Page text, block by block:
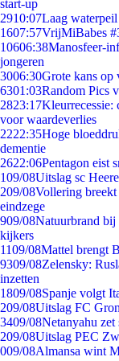
start-up
2910:07Laag
1607:57VrijMiBabes
10606:38Manosfeer-
jongeren
3006:30Grote kans op
6301:03Random Pics
2823:17Kleurrecessie:
voor waardeverlies
2222:35Hoge
dementie
2622:06Pentagon eist
109/08Uitslag sc
209/08Vollering
eindzege
909/08Natuurbrand bij
kijkers
1109/08Mattel brengt
9309/08Zelensky:
inzetten
1809/08Spanje volgt
209/08Uitslag FC
3409/08Netanyahu zet
209/08Uitslag PEC
009/08Almansa wint